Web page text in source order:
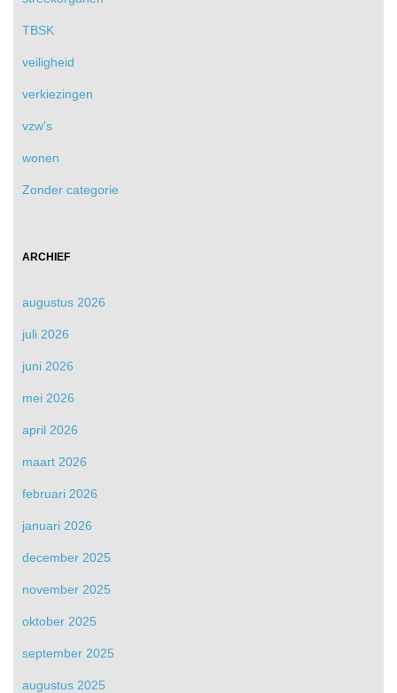
TBSK
veiligheid
verkiezingen
vzw's
wonen
Zonder categorie
ARCHIEF
augustus 2026
juli 2026
juni 2026
mei 2026
april 2026
maart 2026
februari 2026
januari 2026
december 2025
november 2025
oktober 2025
september 2025
augustus 2025